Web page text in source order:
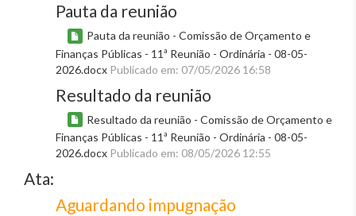
Pauta da reunião
Pauta da reunião - Comissão de Orçamento e
Finanças Públicas - 11ª Reunião - Ordinária - 08-05-
2026.docx Publicado em: 07/05/2026 16:58
Resultado da reunião
Resultado da reunião - Comissão de Orçamento e
Finanças Públicas - 11ª Reunião - Ordinária - 08-05-
2026.docx Publicado em: 08/05/2026 12:55
Ata:
Aguardando impugnação